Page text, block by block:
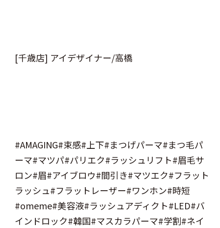
[千歳店] アイデザイナー/高橋
#AMAGING#束感#上下#まつげパーマ#まつ毛パ
ーマ#マツパ#パリエク#ラッシュリフト#眉毛サ
ロン#眉#アイブロウ#間引き#マツエク#フラット
ラッシュ#フラットレーザー#ワンホン#時短
#omeme#美容液#ラッシュアディクト#LED#バ
インドロック#韓国#マスカラパーマ#学割#ネイ